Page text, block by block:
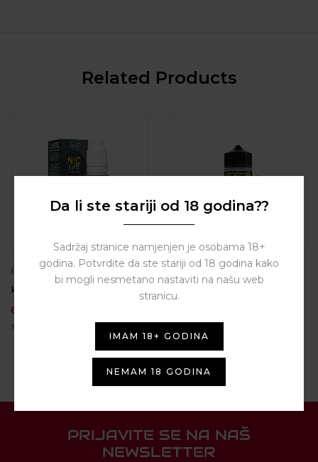
Related Products
BY KTS
KTS Line Yellow
6,00
BY INFAMOUS
Original MZ
17,00€
PRIJAVITE SE NA NAŠ
NEWSLETTER
Da li ste stariji od 18 godina??
Sadržaj stranice namjenjen je osobama 18+
godina. Potvrdite da ste stariji od 18 godina kako
bi mogli nesmetano nastaviti na našu web
stranicu.
IMAM 18+ GODINA
NEMAM 18 GODINA